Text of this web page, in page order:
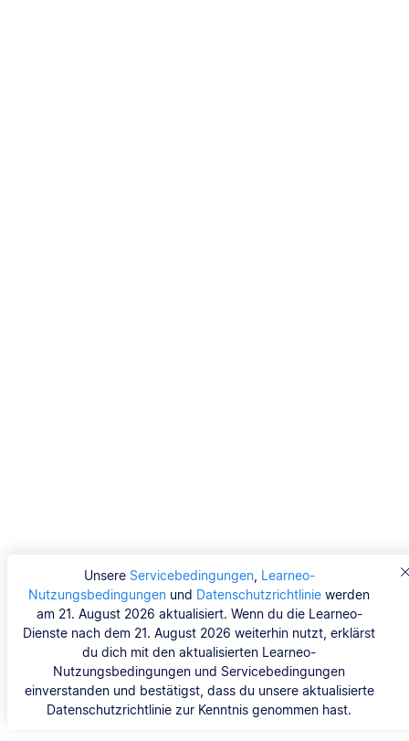
Unsere Servicebedingungen, Learneo-
Nutzungsbedingungen und Datenschutzrichtlinie werden
am 21. August 2026 aktualisiert. Wenn du die Learneo-
Dienste nach dem 21. August 2026 weiterhin nutzt, erklärst
du dich mit den aktualisierten Learneo-
Nutzungsbedingungen und Servicebedingungen
einverstanden und bestätigst, dass du unsere aktualisierte
Datenschutzrichtlinie zur Kenntnis genommen hast.